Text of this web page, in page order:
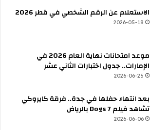
الاستعلام عن الرقم الشخصي في قطر 2026
2026-05-18
موعد امتحانات نهاية العام 2026 في
الإمارات.. جدول اختبارات الثاني عشر
2026-06-25
بعد انتهاء حفلها في جدة.. فرقة كايروكي
تشاهد فيلم 7 Dogs بالرياض
2026-06-06